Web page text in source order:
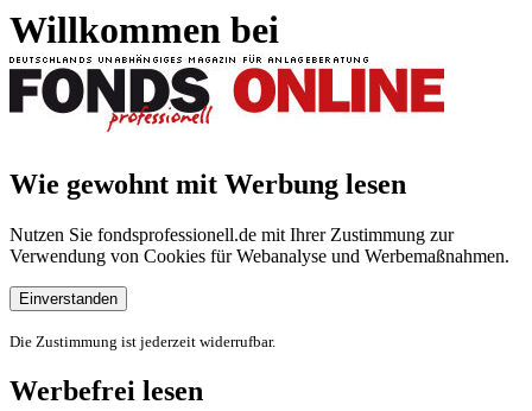
Willkommen bei
Wie gewohnt mit Werbung lesen
Nutzen Sie fondsprofessionell.de mit Ihrer Zustimmung zur
Verwendung von Cookies für Webanalyse und Werbemaßnahmen.
Einverstanden
Die Zustimmung ist jederzeit widerrufbar.
Werbefrei lesen